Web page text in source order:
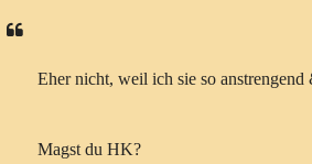
Eher nicht, weil ich sie so anstrengend
Magst du HK?